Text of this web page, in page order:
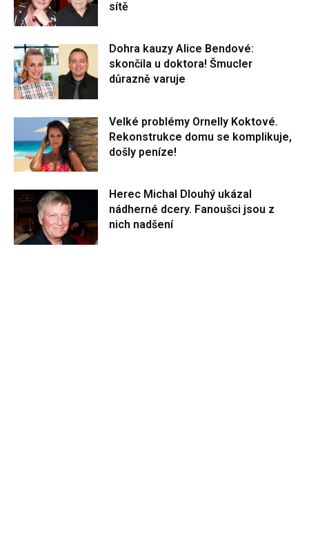
sítě
Dohra kauzy Alice Bendové:
skončila u doktora! Šmucler
důrazně varuje
Velké problémy Ornelly Koktové.
Rekonstrukce domu se komplikuje,
došly peníze!
Herec Michal Dlouhý ukázal
nádherné dcery. Fanoušci jsou z
nich nadšení